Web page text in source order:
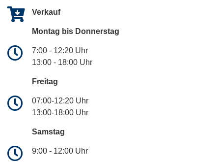
Verkauf
Montag bis Donnerstag
7:00 - 12:20 Uhr
13:00 - 18:00 Uhr
Freitag
07:00-12:20 Uhr
13:00-18:00 Uhr
Samstag
9:00 - 12:00 Uhr